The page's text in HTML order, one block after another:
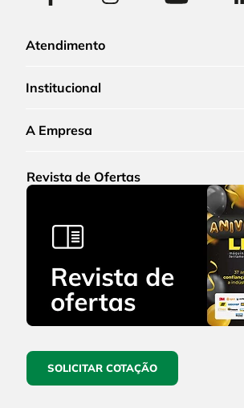
Atendimento
Institucional
A Empresa
Revista de Ofertas
SOLICITAR COTAÇÃO